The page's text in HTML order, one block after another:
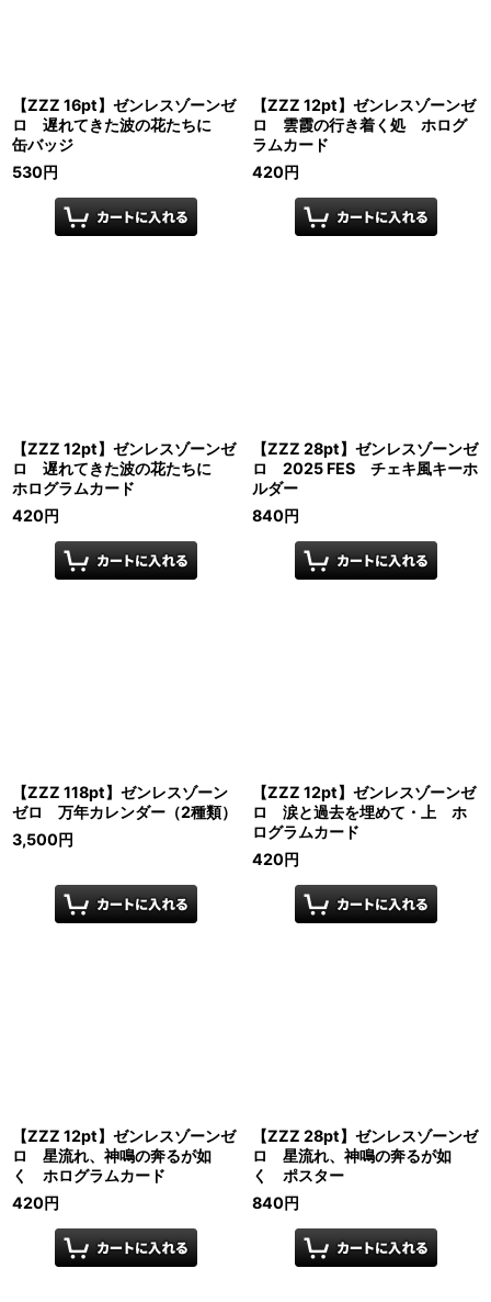
【ZZZ 16pt】ゼンレスゾーンゼ
ロ 遅れてきた波の花たちに
缶バッジ
530円
【ZZZ 12pt】ゼンレスゾーンゼ
ロ 雲霞の行き着く処 ホログ
ラムカード
420円
【ZZZ 12pt】ゼンレスゾーンゼ
ロ 遅れてきた波の花たちに
ホログラムカード
420円
【ZZZ 28pt】ゼンレスゾーンゼ
ロ 2025 FES チェキ風キーホ
ルダー
840円
【ZZZ 118pt】ゼンレスゾーン
ゼロ 万年カレンダー（2種類）
3,500円
【ZZZ 12pt】ゼンレスゾーンゼ
ロ 涙と過去を埋めて・上 ホ
ログラムカード
420円
【ZZZ 12pt】ゼンレスゾーンゼ
ロ 星流れ、神鳴の奔るが如
く ホログラムカード
420円
【ZZZ 28pt】ゼンレスゾーンゼ
ロ 星流れ、神鳴の奔るが如
く ポスター
840円